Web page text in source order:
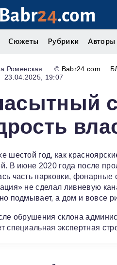
Babr24.com
Сюжеты Рубрики Авторы
Роменская © Babr24.com
23.04.2025, 19:07
шестой год, как
В июне 2020 года после
часть парковки,
не сделал ливневую
подмывает, а дом и вовсе
обрушения склона
специальная экспертная